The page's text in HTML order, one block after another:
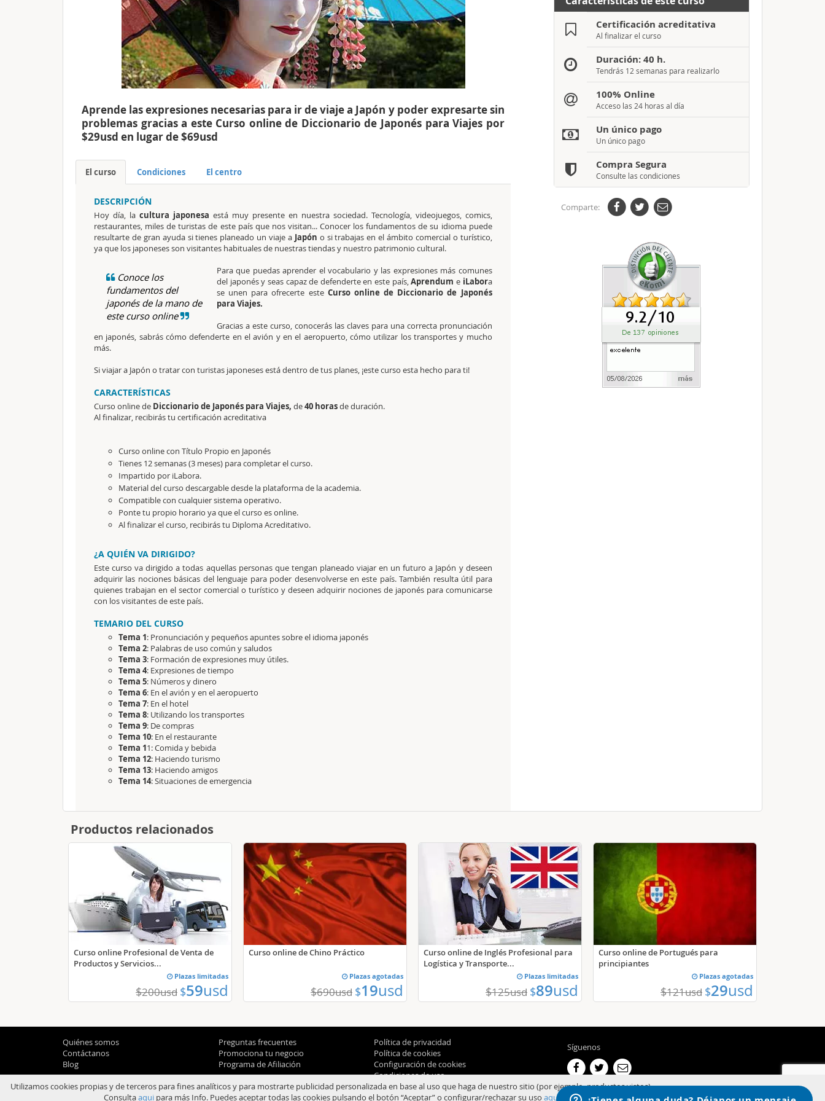
Aprende las expresiones necesarias para ir de viaje a Japón y poder expresarte sin
problemas gracias a este Curso online de Diccionario de Japonés para Viajes por
$29usd en lugar de $69usd
El curso Condiciones El centro
DESCRIPCIÓN
Hoy día, la cultura japonesa está muy presente en nuestra sociedad. Tecnología, videojuegos, comics,
restaurantes, miles de turistas de este país que nos visitan... Conocer los fundamentos de su idioma puede
resultarte de gran ayuda si tienes planeado un viaje aJapón o si trabajas en el ámbito comercial o turístico,
ya que los japoneses son visitantes habituales de nuestras tiendas y nuestro patrimonio cultural.
Conoce los
fundamentos del
japonés de la mano de
este curso online
Para que puedas aprender el vocabulario y las expresiones más comunes
del japonés y seas capaz de defenderte en este país,Aprendum e iLabora
se unen para ofrecerte este Curso online de Diccionario de Japonés
para Viajes.
Gracias a este curso, conocerás las claves para una correcta pronunciación
en japonés, sabrás cómo defenderte en el avión y en el aeropuerto, cómo utilizar los transportes y mucho
más.
Si viajar a Japón o tratar con turistas japoneses está dentro de tus planes, ¡este curso esta hecho para ti!
CARACTERÍSTICAS
Curso online de Diccionario de Japonés para Viajes, de40 horasde duración.
Al finalizar, recibirás tu certificación acreditativa
Curso online con Título Propio en Japonés
Tienes 12 semanas (3 meses) para completar el curso.
Impartido por iLabora.
Material del curso descargable desde la plataforma de la academia.
Compatible con cualquier sistema operativo.
Ponte tu propio horario ya que el curso es online.
Al finalizar el curso, recibirás tu Diploma Acreditativo.
¿A QUIÉN VA DIRIGIDO?
Este curso va dirigido a todas aquellas personas que tengan planeado viajar en un futuro a Japón y deseen
adquirir las nociones básicas del lenguaje para poder desenvolverse en este país. También resulta útil para
quienes trabajan en el sector comercial o turístico y deseen adquirir nociones de japonés para comunicarse
con los visitantes de este país.
TEMARIO DEL CURSO
Tema 1: Pronunciación y pequeños apuntes sobre el idioma japonés
Tema 2: Palabras de uso común y saludos
Tema 3: Formación de expresiones muy útiles.
Tema 4: Expresiones de tiempo
Tema 5: Números y dinero
Tema 6: En el avión y en el aeropuerto
Tema 7: En el hotel
Tema 8: Utilizando los transportes
Tema 9: De compras
Tema 10: En el restaurante
Tema 11: Comida y bebida
Tema 12: Haciendo turismo
Tema 13: Haciendo amigos
Tema 14: Situaciones de emergencia
Certificación acreditativa
Al finalizar el curso
Duración: 40 h.
Tendrás 12 semanas para realizarlo
100% Online
Acceso las 24 horas al día
Un único pago
Un único pago
Compra Segura
Consulte las condiciones
Comparte:
Productos relacionados
Curso online Profesional de Venta de
Productos y Servicios...
Plazas limitadas
$200usd $59usd
Curso online de Chino Práctico
Plazas agotadas
$690usd $19usd
Curso online de Inglés Profesional para
Logística y Transporte...
Plazas limitadas
$125usd $89usd
Curso online de Portugués para
principiantes
Plazas agotadas
$121usd $29usd
Quiénes somos
Contáctanos
Blog
Preguntas frecuentes
Promociona tu negocio
Programa de Afiliación
Política de privacidad
Política de cookies
Configuración de cookies
Condiciones de uso
Síguenos
Utilizamos cookies propias y de terceros para fines analíticos y para mostrarte publicidad personalizada en base al uso que haga de nuestro sitio (por ejemplo, productos vistos).
Consultaaquipara más Info. Puedes aceptar todas las cookies pulsando el botón “Aceptar” o configurar/rechazar su uso aqui